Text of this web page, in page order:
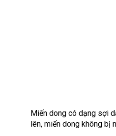
Miến dong có dạng sợi
lên, miến dong không bị